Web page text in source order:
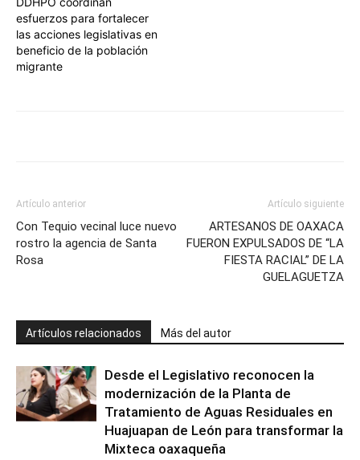
esfuerzos para fortalecer
las acciones legislativas en
beneficio de la población
migrante
Artículo anterior
Con Tequio vecinal luce nuevo
rostro la agencia de Santa
Rosa
Artículo siguiente
ARTESANOS DE OAXACA
FUERON EXPULSADOS DE “LA
FIESTA RACIAL” DE LA
GUELAGUETZA
Artículos relacionados Más del autor
Desde el Legislativo reconocen la
modernización de la Planta de
Tratamiento de Aguas Residuales en
Huajuapan de León para transformar la
Mixteca oaxaqueña